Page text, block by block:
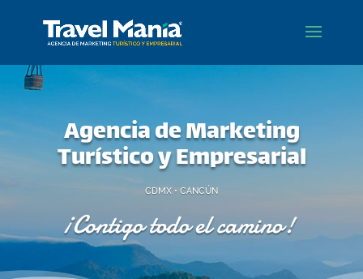
Agencia de Marketing
Turístico y Empresarial
CDMX • CANCÚN